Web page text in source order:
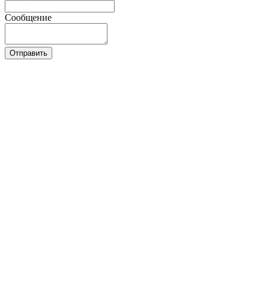
Сообщение
Отправить